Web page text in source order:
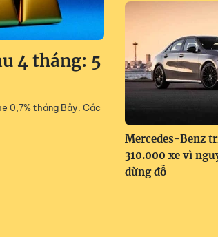
4 tháng: 5
0,7% tháng Bảy. Các
Mercedes-Benz
310.000 xe vì
dừng đỗ